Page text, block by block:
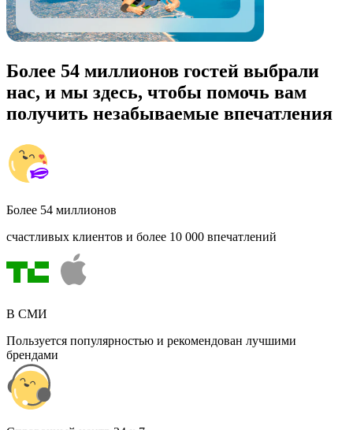
Более 54 миллионов гостей выбрали
нас, и мы здесь, чтобы помочь вам
получить незабываемые впечатления
Более 54 миллионов
счастливых клиентов и более 10 000 впечатлений
В СМИ
Пользуется популярностью и рекомендован лучшими
брендами